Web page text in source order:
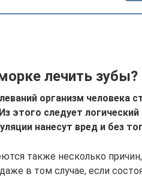
лечить зубы?
организм человека
этого следует
нанесут вред и без
также несколько
в том случае, если